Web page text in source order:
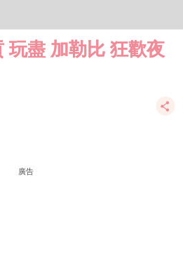
玩盡 加勒比 狂歡夜
廣告